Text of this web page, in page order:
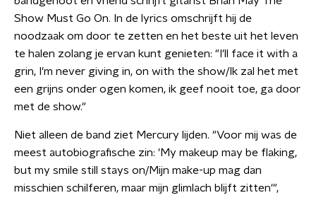
Show Must Go On. In de lyrics omschrijft hij de
noodzaak om door te zetten en het beste uit het leven
te halen zolang je ervan kunt genieten: "I'll face it with a
grin, I'm never giving in, on with the show/Ik zal het met
een grijns onder ogen komen, ik geef nooit toe, ga door
met de show."
Niet alleen de band ziet Mercury lijden. "Voor mij was de
meest autobiografische zin: 'My makeup may be flaking,
but my smile still stays on/Mijn make-up mag dan
misschien schilferen, maar mijn glimlach blijft zitten'",